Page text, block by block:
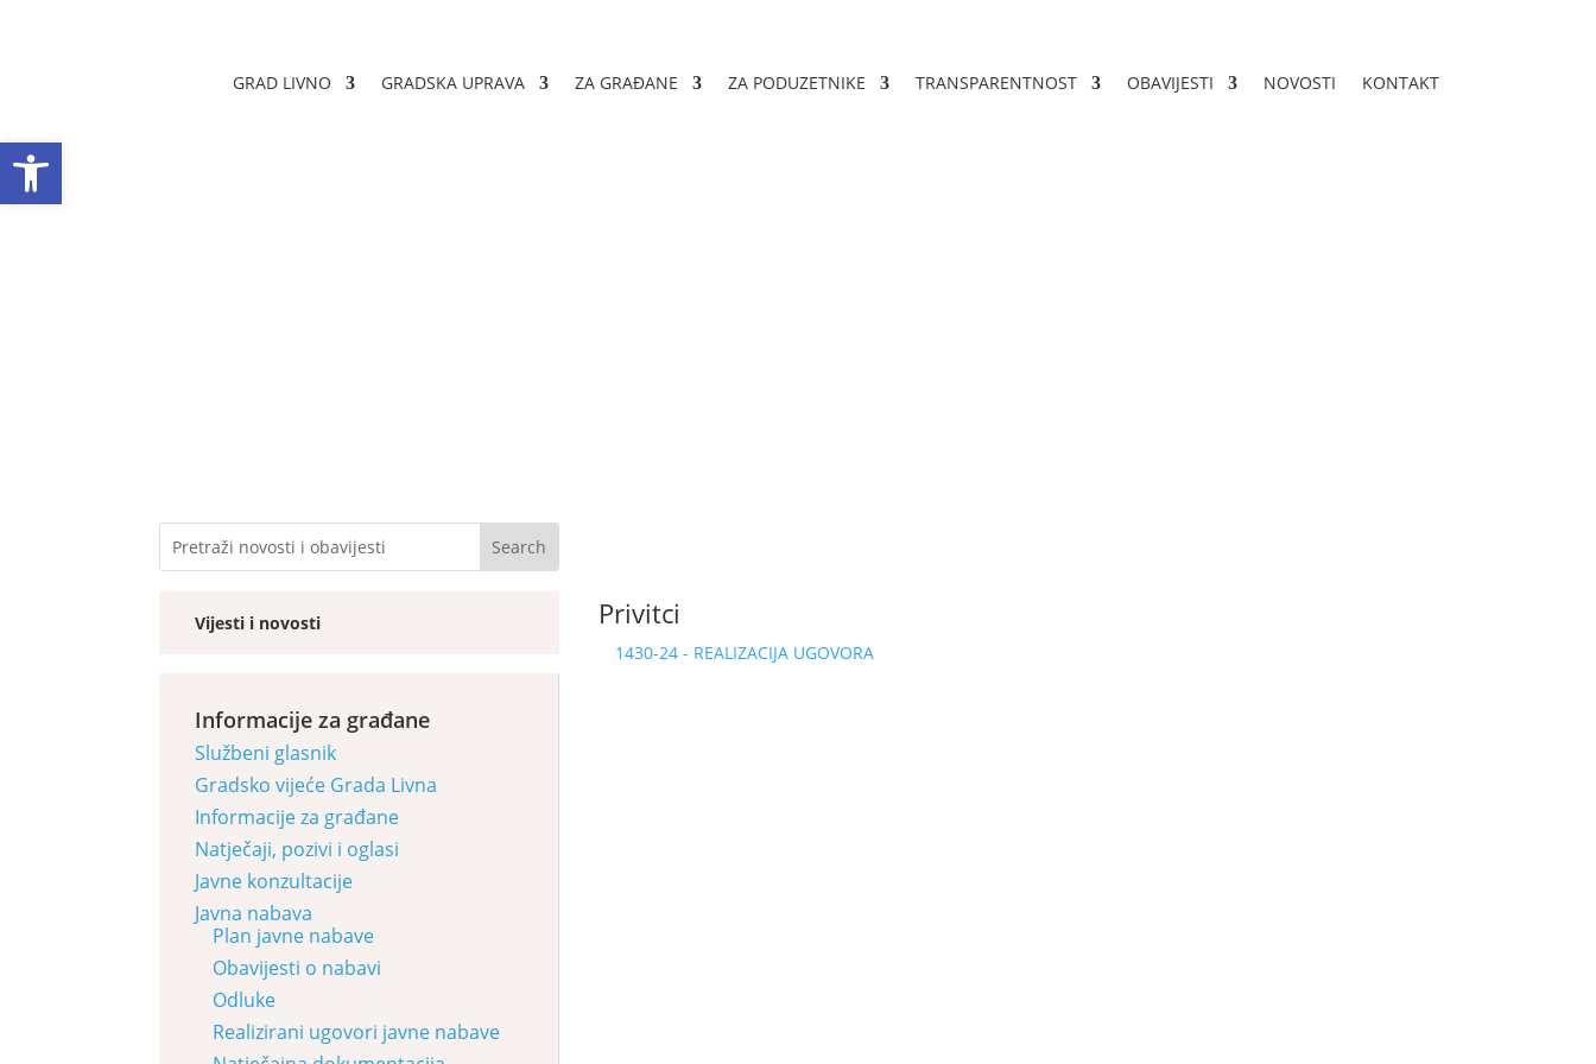
GRAD LIVNO GRADSKA UPRAVA ZA GRAĐANE ZA PODUZETNIKE TRANSPARENTNOST OBAVIJESTI NOVOSTI KONTAKT
Vijesti i novosti
Informacije za građane
Službeni glasnik
Gradsko vijeće Grada Livna
Informacije za građane
Natječaji, pozivi i oglasi
Javne konzultacije
Javna nabava
Plan javne nabave
Obavijesti o nabavi
Odluke
Realizirani ugovori javne nabave
Privitci
1430-24 - REALIZACIJA UGOVORA
Open toolbar